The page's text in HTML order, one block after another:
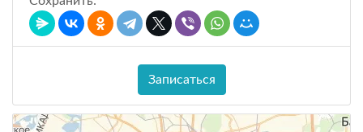
Записаться